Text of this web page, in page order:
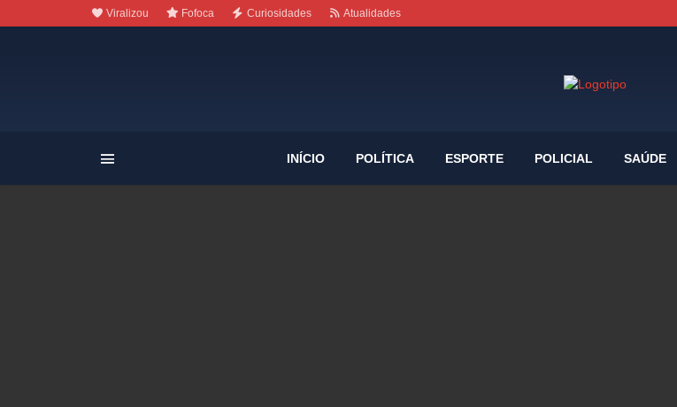
Viralizou Fofoca Curiosidades Atualidades
INÍCIO POLÍTICA ESPORTE POLICIAL SAÚDE